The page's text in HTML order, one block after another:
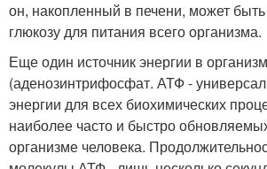
он, накопленный в печени, может
глюкозу для питания всего организма.
Еще один источник энергии в
(аденозинтрифосфат. АТФ -
энергии для всех биохимических
наиболее часто и быстро
организме человека.